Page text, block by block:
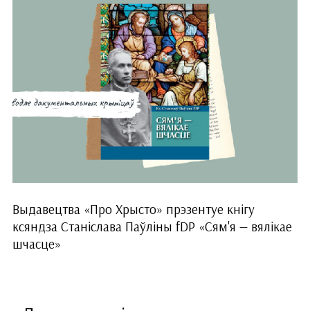
Выдавецтва «Про Хрысто» прэзентуе кнігу
ксяндза Станіслава Паўліны fDP «Сям'я — вялікае
шчасце»